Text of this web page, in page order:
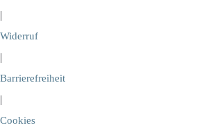
|
Widerruf
|
Barrierefreiheit
|
Cookies